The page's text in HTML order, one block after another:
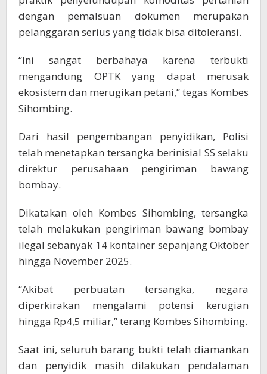
dengan pemalsuan dokumen merupakan
pelanggaran serius yang tidak bisa ditoleransi.
“Ini sangat berbahaya karena terbukti
mengandung OPTK yang dapat merusak
ekosistem dan merugikan petani,” tegas Kombes
Sihombing.
Dari hasil pengembangan penyidikan, Polisi
telah menetapkan tersangka berinisial SS selaku
direktur perusahaan pengiriman bawang
bombay.
Dikatakan oleh Kombes Sihombing, tersangka
telah melakukan pengiriman bawang bombay
ilegal sebanyak 14 kontainer sepanjang Oktober
hingga November 2025.
“Akibat perbuatan tersangka, negara
diperkirakan mengalami potensi kerugian
hingga Rp4,5 miliar,” terang Kombes Sihombing.
Saat ini, seluruh barang bukti telah diamankan
dan penyidik masih dilakukan pendalaman